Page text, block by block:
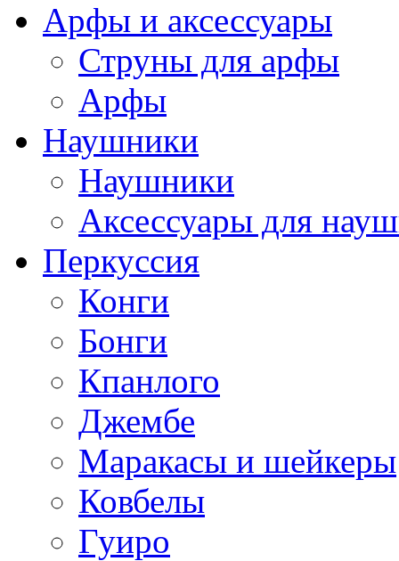
Арфы и аксессуары
Струны для арфы
Арфы
Наушники
Наушники
Аксессуары для
Перкуссия
Конги
Бонги
Кпанлого
Джембе
Маракасы и шейкеры
Ковбелы
Гуиро